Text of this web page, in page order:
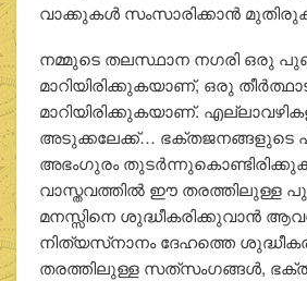
വാക്കുകള്‍ സംസാരിക്കാന്‍
നമ്മുടെ തലസ്ഥാന നഗരി ഒരു
മാറിയിരിക്കുകയാണ്, ഒരു
മാറിയിരിക്കുകയാണ്.
അടുക്കലേക്ക്… ഭക്തജനങ്ങളുടെ
അഭംഗുരം
വാസ്തവത്തില്‍ ഈ തരത്തിലുള്ള
മനസ്സിനെ ശുദ്ധീകരിക്കുവാന്‍
നിത്യസ്‌നാനം ദേഹത്തെ
തരത്തിലുള്ള സത്‌സംഗങ്ങള്‍,